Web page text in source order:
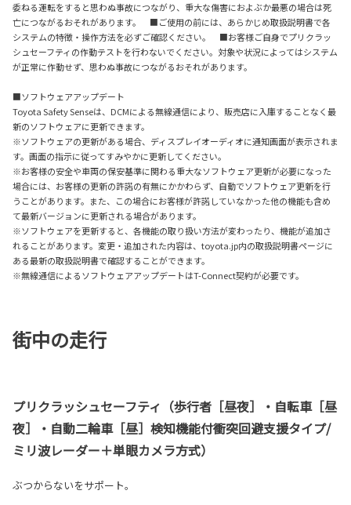
委ねる運転をすると思わぬ事故につながり、重大な傷害におよぶか最悪の場合は死
亡につながるおそれがあります。 ■ご使用の前には、あらかじめ取扱説明書で各
システムの特徴・操作方法を必ずご確認ください。 ■お客様ご自身でプリクラッ
シュセーフティの作動テストを行わないでください。対象や状況によってはシステム
が正常に作動せず、思わぬ事故につながるおそれがあります。
■ソフトウェアアップデート
Toyota Safety Senseは、DCMによる無線通信により、販売店に入庫することなく最
新のソフトウェアに更新できます。
※ソフトウェアの更新がある場合、ディスプレイオーディオに通知画面が表示されま
す。画面の指示に従ってすみやかに更新してください。
※お客様の安全や車両の保安基準に関わる重大なソフトウェア更新が必要になった
場合には、お客様の更新の許諾の有無にかかわらず、自動でソフトウェア更新を行
うことがあります。また、この場合にお客様が許諾していなかった他の機能も含め
て最新バージョンに更新される場合があります。
※ソフトウェアを更新すると、各機能の取り扱い方法が変わったり、機能が追加さ
れることがあります。変更・追加された内容は、toyota.jp内の取扱説明書ページに
ある最新の取扱説明書で確認することができます。
※無線通信によるソフトウェアアップデートはT-Connect契約が必要です。
街中の走行
プリクラッシュセーフティ（歩行者［昼夜］・自転車［昼
夜］・自動二輪車［昼］検知機能付衝突回避支援タイプ/
ミリ波レーダー＋単眼カメラ方式）
ぶつからないをサポート。